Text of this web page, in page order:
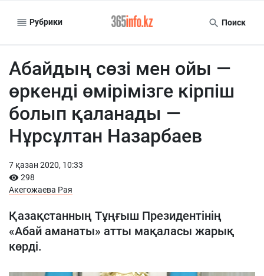
Рубрики Поиск
Абайдың сөзі мен ойы —
өркенді өмірімізге кірпіш
болып қаланады —
Нұрсұлтан Назарбаев
7 қазан 2020, 10:33
298
Акегожаева Рая
Қазақстанның Тұңғыш Президентінің
«Абай аманаты» атты мақаласы жарық
көрді.